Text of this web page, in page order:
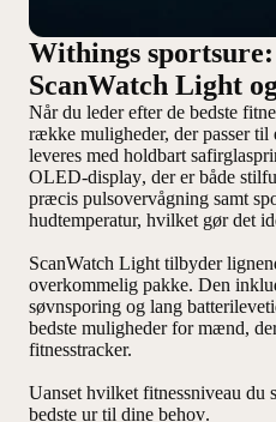
Withings
ScanWatch Light
Når du leder efter de bedste
række muligheder, der passer til
leveres med holdbart
OLED-display, der er både
præcis pulsovervågning samt
hudtemperatur, hvilket gør det
ScanWatch Light tilbyder
overkommelig pakke. Den
søvnsporing og lang
bedste muligheder for mænd,
fitnesstracker.
Uanset hvilket fitnessniveau du
bedste ur til dine behov.